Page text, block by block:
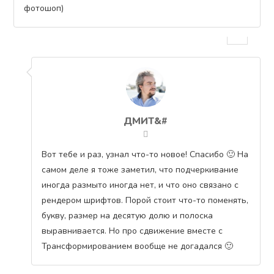
фотошоп)
ДМИТ&#
Вот тебе и раз, узнал что-то новое! Спасибо 🙂 На
самом деле я тоже заметил, что подчеркивание
иногда размыто иногда нет, и что оно связано с
рендером шрифтов. Порой стоит что-то поменять,
букву, размер на десятую долю и полоска
выравнивается. Но про сдвижение вместе с
Трансформированием вообще не догадался 🙂